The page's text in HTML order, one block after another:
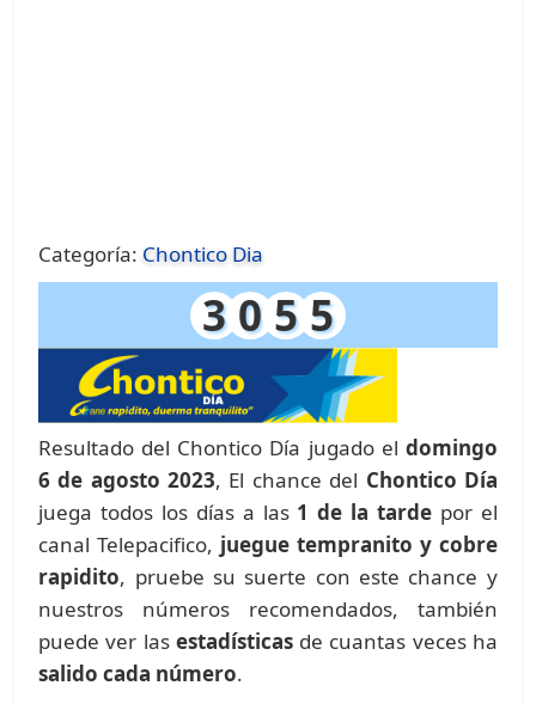
Categoría: Chontico Dia
3 0 5 5
Resultado del Chontico Día jugado el domingo
6 de agosto 2023, El chance del Chontico Día
juega todos los días a las 1 de la tarde por el
canal Telepacifico, juegue tempranito y cobre
rapidito, pruebe su suerte con este chance y
nuestros números recomendados, también
puede ver las estadísticasde cuantas veces ha
salido cada número.